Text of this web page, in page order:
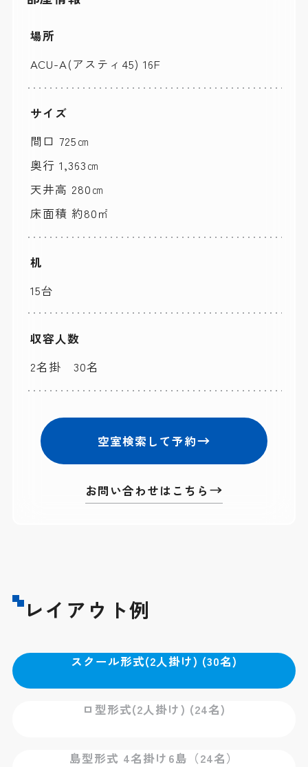
場所
ACU-A(アスティ45) 16F
サイズ
間口 725㎝
奥行 1,363㎝
天井高 280㎝
床面積 約80㎡
机
15台
収容人数
2名掛 30名
空室検索して予約
お問い合わせはこちら
レイアウト例
スクール形式(2人掛け) (30名)
ロ型形式(2人掛け) (24名)
島型形式 4名掛け6島（24名）